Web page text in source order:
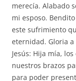
merecía. Alabado
mi esposo.
este sufrimiento
eternidad. Gloria a
Jesús: Hija mía,
nuestros brazos
para poder